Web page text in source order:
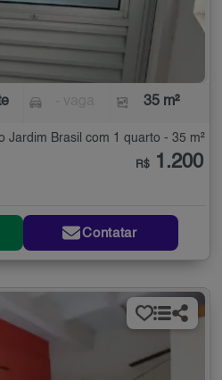
35 m²
Jardim Brasil com 1 quarto - 35 m²
R$ 1.200
Contatar